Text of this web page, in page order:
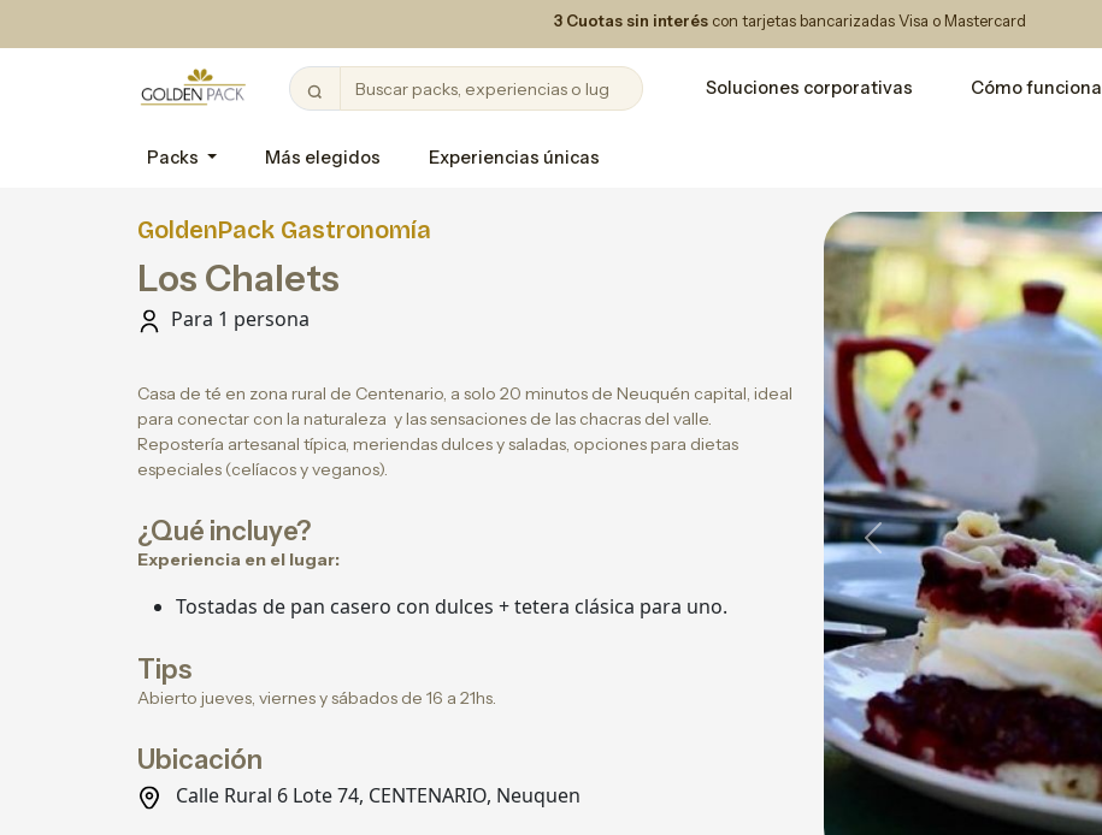
3 Cuotas sin interés con tarjetas bancarizadas Visa o Mastercard
Soluciones corporativas Cómo funciona
Packs Más elegidos Experiencias únicas
GoldenPack Gastronomía
Los Chalets
Para 1 persona
Casa de té en zona rural de Centenario, a solo 20 minutos de Neuquén capital, ideal
para conectar con la naturaleza y las sensaciones de las chacras del valle.
Repostería artesanal típica, meriendas dulces y saladas, opciones para dietas
especiales (celíacos y veganos).
¿Qué incluye?
Experiencia en el lugar:
Tostadas de pan casero con dulces + tetera clásica para uno.
Tips
Abierto jueves, viernes y sábados de 16 a 21hs.
Ubicación
Calle Rural 6 Lote 74, CENTENARIO, Neuquen
Previous